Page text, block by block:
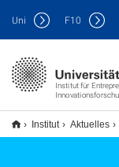
Institut für
Uni F10
Institut Aktuelles